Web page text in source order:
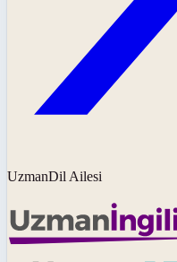
UzmanDil Ailesi